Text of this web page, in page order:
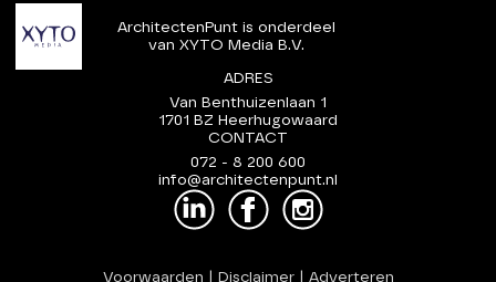
ArchitectenPunt is onderdeel
van XYTO Media B.V.
ADRES
Van Benthuizenlaan 1
1701 BZ Heerhugowaard
CONTACT
072 - 8 200 600
info@architectenpunt.nl
Voorwaarden Disclaimer| Adverteren